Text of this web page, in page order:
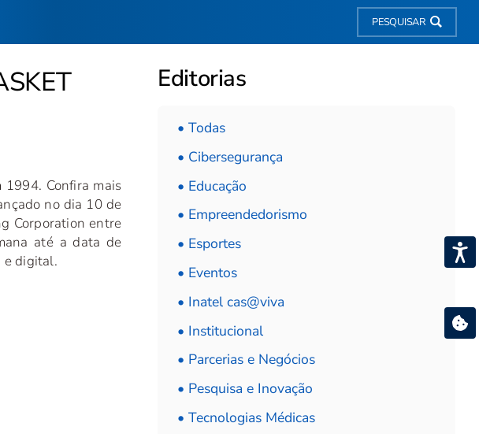
Confira mais
no dia 10 de
Corporation entre
até a data de
e digital.
Editorias
• Todas
• Cibersegurança
• Educação
• Empreendedorismo
• Esportes
• Eventos
• Inatel cas@viva
• Institucional
• Parcerias e Negócios
• Pesquisa e Inovação
• Tecnologias Médicas
PESQUISAR